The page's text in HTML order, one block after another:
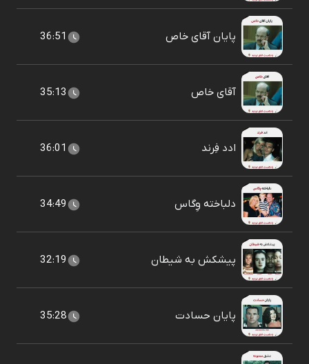
پایان آقای خاص 36:51
آقای خاص 35:13
ادد فِرند 36:01
دلباخته وِگاس 34:49
پیشکش به شیطان 32:19
پایان حسادت 35:28